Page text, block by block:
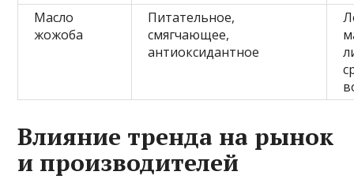
Масло
жожоба
Питательное,
смягчающее,
антиоксидантное
Влияние тренда на рынок
и производителей